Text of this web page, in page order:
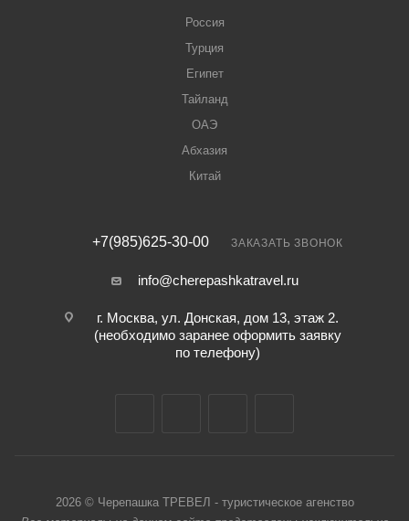
Россия
Турция
Египет
Тайланд
ОАЭ
Абхазия
Китай
+7(985)625-30-00 ЗАКАЗАТЬ ЗВОНОК
info@cherepashkatravel.ru
г. Москва, ул. Донская, дом 13, этаж 2.
(необходимо заранее оформить заявку
по телефону)
2026 © Черепашка ТРЕВЕЛ - туристическое агенство